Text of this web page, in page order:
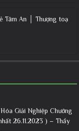
Tâm An │ Thượng toạ
Giải Nghiệp Chướng
26.11.2023 ) – Thầy